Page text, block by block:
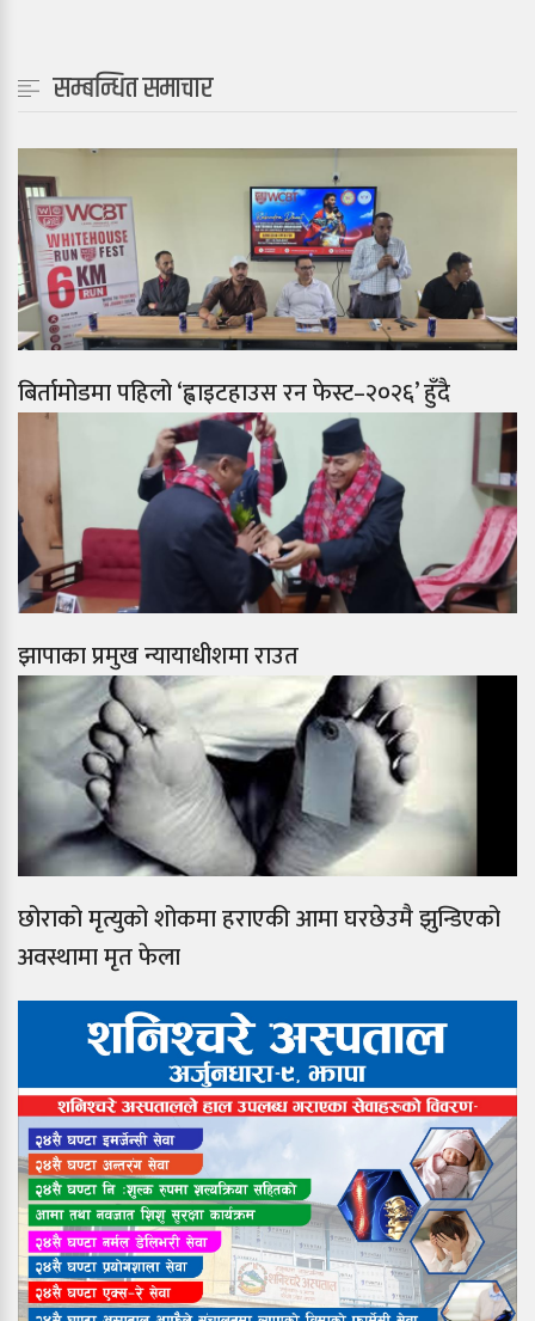
सम्बन्धित समाचार
बिर्तामोडमा पहिलो ‘ह्वाइटहाउस रन फेस्ट–२०२६’ हुँदै
झापाका प्रमुख न्यायाधीशमा राउत
छोराको मृत्युको शोकमा हराएकी आमा घरछेउमै झुन्डिएको
अवस्थामा मृत फेला